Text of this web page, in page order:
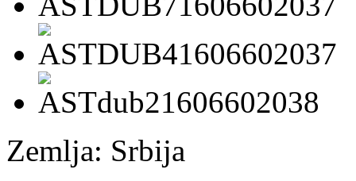
Zemlja: Srbija